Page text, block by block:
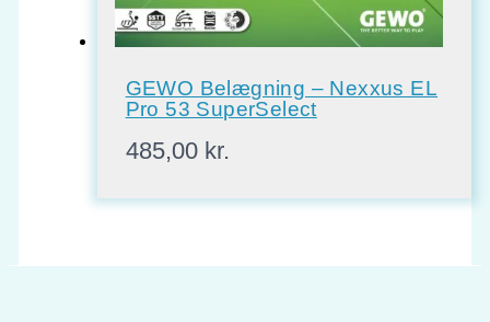
GEWO Belægning – Nexxus EL
Pro 53 SuperSelect
485,00 kr.